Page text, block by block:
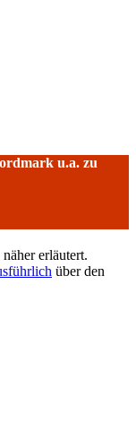
u.a. zu
erläutert.
über den